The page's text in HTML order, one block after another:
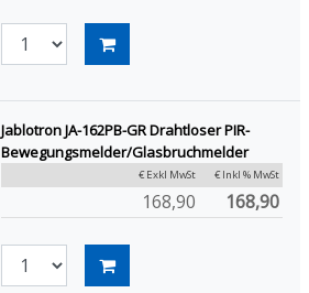
Jablotron JA-162PB-GR Drahtloser PIR-
Bewegungsmelder/Glasbruchmelder
€ Exkl MwSt € Inkl % MwSt
168,90 168,90